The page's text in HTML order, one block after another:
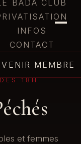
LE BADA CLUB
INFOS
CONTACT
MEMBRE
18H
et femmes